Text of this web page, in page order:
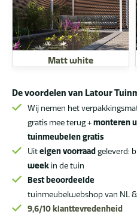
Matt white
De voordelen van Latour
Wij nemen het
gratis mee terug +monteren
tuinmeubelen gratis
Uiteigen voorraad geleverd:
week in de tuin
Best beoordeelde
tuinmeubelwebshop van NL &
9,6/10 klanttevredenheid